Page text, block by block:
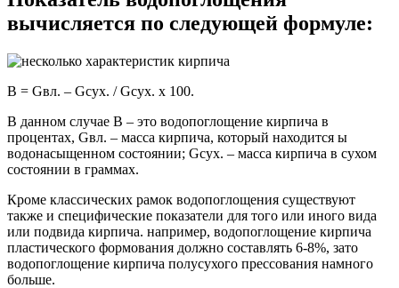
вычисляется по следующей формуле:
B = Gвл. – Gсух. / Gсух. х 100.
В данном случае В – это водопоглощение кирпича в
процентах, Gвл. – масса кирпича, который находится ы
водонасыщенном состоянии; Gсух. – масса кирпича в сухом
состоянии в граммах.
Кроме классических рамок водопоглощения существуют
также и специфические показатели для того или иного вида
или подвида кирпича. например, водопоглощение кирпича
пластического формования должно составлять 6-8%, зато
водопоглощение кирпича полусухого прессования намного
больше.